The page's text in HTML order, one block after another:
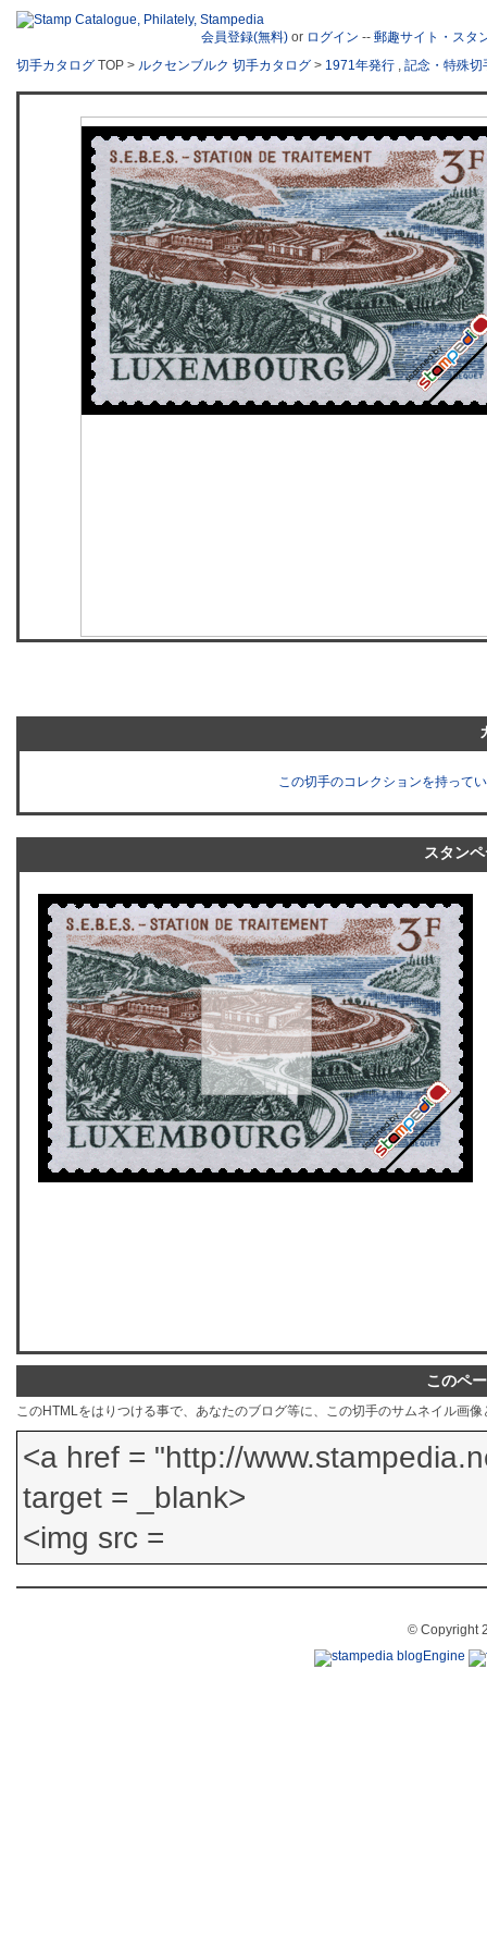
会員登録(無料) or ログイン -- 郵趣サイト・スタ
切手カタログ TOP > ルクセンブルク 切手カタログ > 1971年発行 , 記念・特殊切
この切手のコレクションを持って
スタン
このペ
このHTMLをはりつける事で、あなたのブログ等に、この切手のサムネイル画
© Copyright